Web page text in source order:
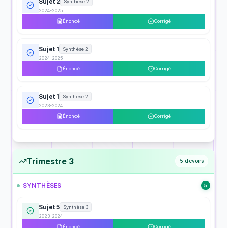
Synthèse 2
2024-2025
Énoncé
Corrigé
Sujet 1
Synthèse 2
2024-2025
Énoncé
Corrigé
Sujet 1
Synthèse 2
2023-2024
Énoncé
Corrigé
Trimestre 3 5 devoirs
SYNTHÈSES 5
Sujet 5
Synthèse 3
2023-2024
Énoncé
Corrigé